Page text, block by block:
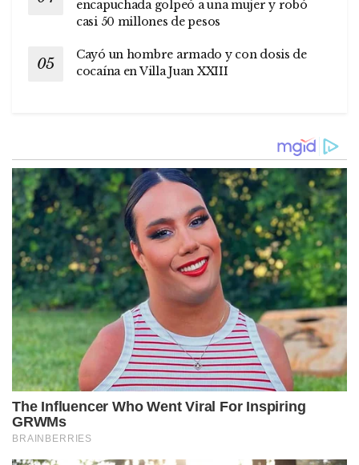
encapuchada golpeó a una mujer y robó
casi 50 millones de pesos
Cayó un hombre armado y con dosis de
cocaína en Villa Juan XXIII